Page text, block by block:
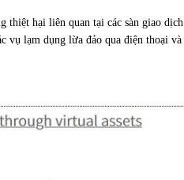
hại liên quan tại các sàn giao
lạm dụng lừa đảo qua điện thoại